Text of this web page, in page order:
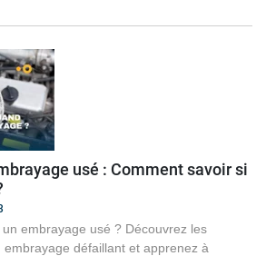
usé : Comment savoir si
embrayage usé ? Découvrez les
défaillant et apprenez à